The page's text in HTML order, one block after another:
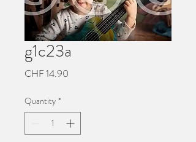
g1c23a
CHF 14.90
Quantity *